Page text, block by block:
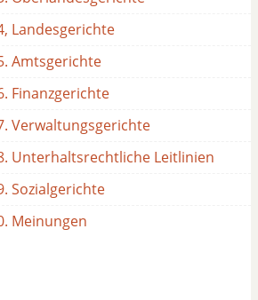
Landesgerichte
Amtsgerichte
Finanzgerichte
Verwaltungsgerichte
Unterhaltsrechtliche Leitlinien
Sozialgerichte
Meinungen